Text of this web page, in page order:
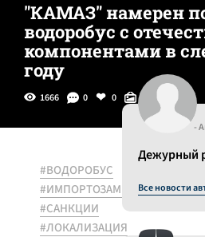
"КАМАЗ" намерен
водоробус с
компонентами в
году
1666 0 0
#ВОДОРОБУС
#ИМПОРТОЗАМЕЩЕНИЕ
#САНКЦИИ
#ЛОКАЛИЗАЦИЯ
-
Дежурный
Все новости